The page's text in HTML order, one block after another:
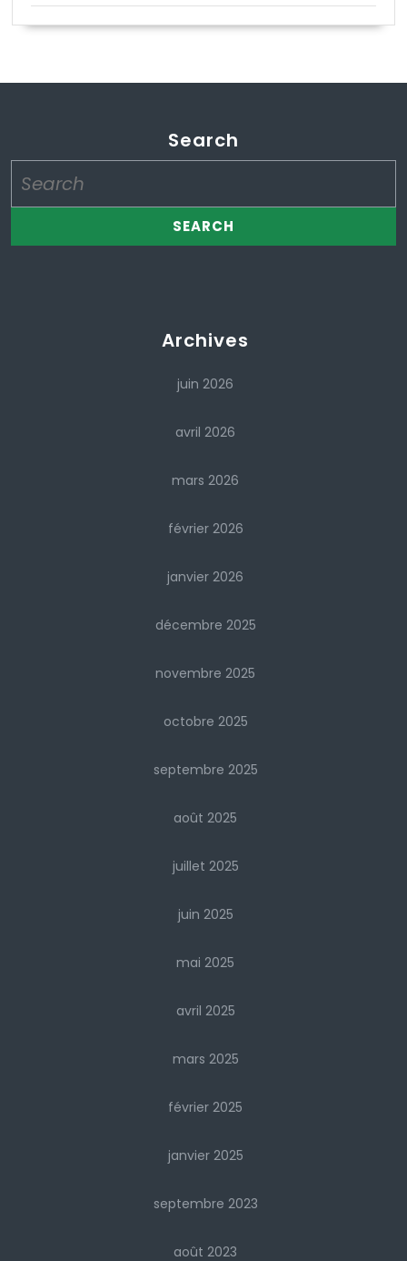
Search
for:
Archives
juin 2026
avril 2026
mars 2026
février 2026
janvier 2026
décembre 2025
novembre 2025
octobre 2025
septembre 2025
août 2025
juillet 2025
juin 2025
mai 2025
avril 2025
mars 2025
février 2025
janvier 2025
septembre 2023
août 2023